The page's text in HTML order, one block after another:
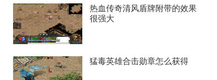
热血传奇清风盾牌附带的效果
很强大
猛毒英雄合击勋章怎么获得